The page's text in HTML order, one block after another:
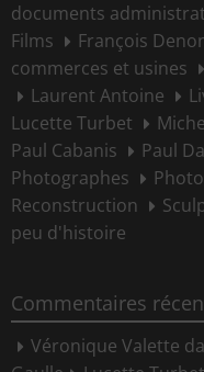
documents
Films
François
commerces et usines
Laurent Antoine
Lucette Turbet
Paul Cabanis
Paul
Photographes
Reconstruction
peu d'histoire
Commentaires
Véronique Valette